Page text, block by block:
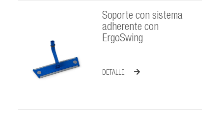
Soporte con sistema
adherente con
ErgoSwing
DETALLE